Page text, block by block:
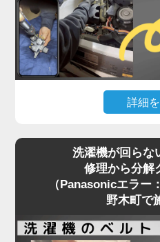
に内部を徹底洗浄する洗
すすめしています。
どうせ分解工賃がかかる
カビも一緒にリセット。
「トラブル前より乾燥の
れる、一石二鳥の賢いメ
詳細
たトラブルは、給水弁（
フィルター詰まりが主な
修理には洗濯機の上部パ
れにショックを受ける野
洗濯機が回らな
修理から分解
（Panasonicエラー
野木町